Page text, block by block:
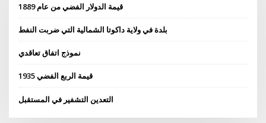
قيمة الدولار الفضي من عام 1889
بلدة في ولاية داكوتا الشمالية التي ضربت النفط
نموذج اتفاق تعاقدي
قيمة الربع الفضي 1935
التعدين التشفير في المستقبل